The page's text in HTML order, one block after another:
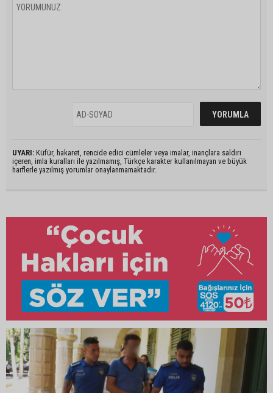
UYARI: Küfür, hakaret, rencide edici cümleler veya imalar, inançlara saldırı
içeren, imla kuralları ile yazılmamış, Türkçe karakter kullanılmayan ve büyük
harflerle yazılmış yorumlar onaylanmamaktadır.